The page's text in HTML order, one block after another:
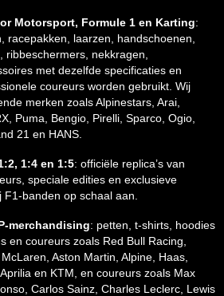
Motorsport, Formule 1 en Karting:
racepakken, laarzen, handschoenen,
nekkragen,
met dezelfde specificaties en
coureurs worden gebruikt. Wij
merken zoals Alpinestars, Arai,
Puma, Bengio, Pirelli, Sparco, Ogio,
21 en HANS.
1:4 en 1:5: officiële replica’s van
speciale edities en exclusieve
banden op schaal aan.
merchandising: petten, t-shirts, hoodies
en coureurs zoals Red Bull Racing,
Aston Martin, Alpine, Haas,
en KTM, en coureurs zoals Max
Carlos Sainz, Charles Leclerc, Lewis